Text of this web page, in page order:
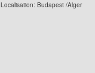
Localisation: Budapest /Alger